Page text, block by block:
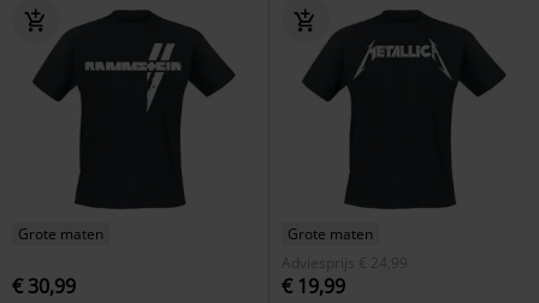
Grote maten
€ 30,99
Grote maten
Adviesprijs
€ 24,99
€ 19,99